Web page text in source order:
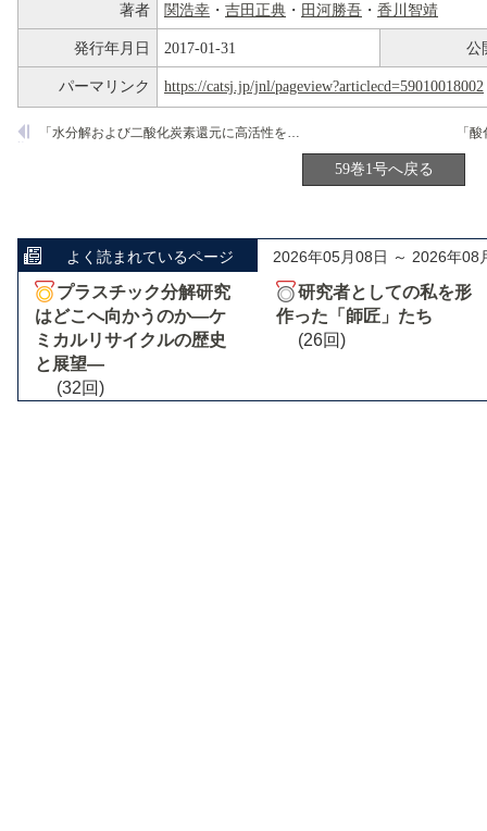
著者 関浩幸 ・ 吉田正典 ・ 田河勝吾 ・ 香川智靖
発行年月日 2017-01-31 公
パーマリンク https://catsj.jp/jnl/pageview?articlecd=59010018002
「水分解および二酸化炭素還元に高活性を示す半導体光触媒系の構築」
59巻1号へ戻る
よく読まれているページ 2026年05月08日 ～ 2026年08
プラスチック分解研究
はどこへ向かうのか―ケ
ミカルリサイクルの歴史
と展望―
(32回)
研究者としての私を形
作った「師匠」たち
(26回)